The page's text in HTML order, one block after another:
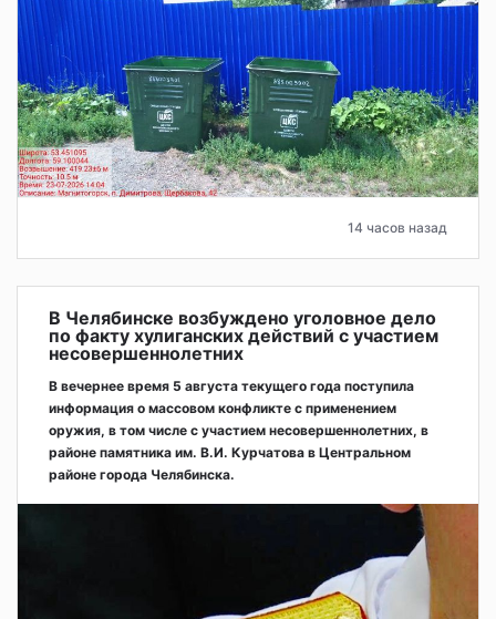
14 часов назад
В Челябинске возбуждено уголовное дело
по факту хулиганских действий с участием
несовершеннолетних
В вечернее время 5 августа текущего года поступила
информация о массовом конфликте с применением
оружия, в том числе с участием несовершеннолетних, в
районе памятника им. В.И. Курчатова в Центральном
районе города Челябинска.